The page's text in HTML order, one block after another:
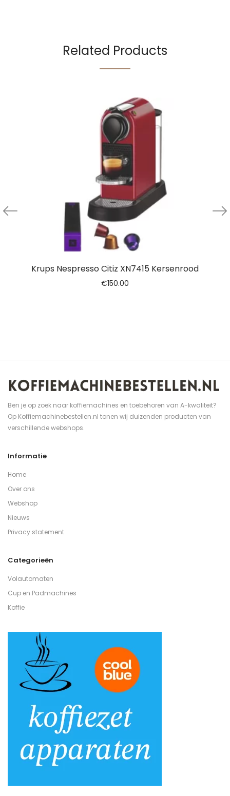
Related Products
Krups Nespresso Citiz XN7415 Kersenrood
€150.00
Ben je op zoek naar koffiemachines en toebehoren van A-kwaliteit?
Op Koffiemachinebestellen.nl tonen wij duizenden producten van
verschillende webshops.
Informatie
Home
Over ons
Webshop
Nieuws
Privacy statement
Categorieën
Volautomaten
Cup en Padmachines
Koffie